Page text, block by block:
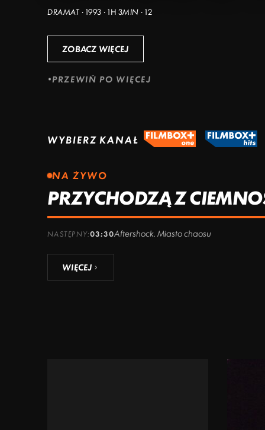
DRAMAT · 1993 · 1H 3MIN · 12
ZOBACZ WIĘCEJ
PRZEWIŃ PO WIĘCEJ
WYBIERZ KANAŁ
NA ŻYWO
PRZYCHODZĄ Z
NASTĘPNY:03:30Aftershock. Miasto chaosu
WIĘCEJ